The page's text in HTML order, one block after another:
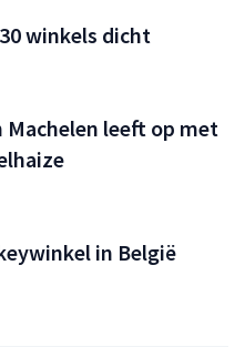
winkels dicht
leeft op met
in België